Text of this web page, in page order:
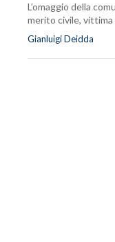
L’omaggio della
merito civile,
Gianluigi Deidda